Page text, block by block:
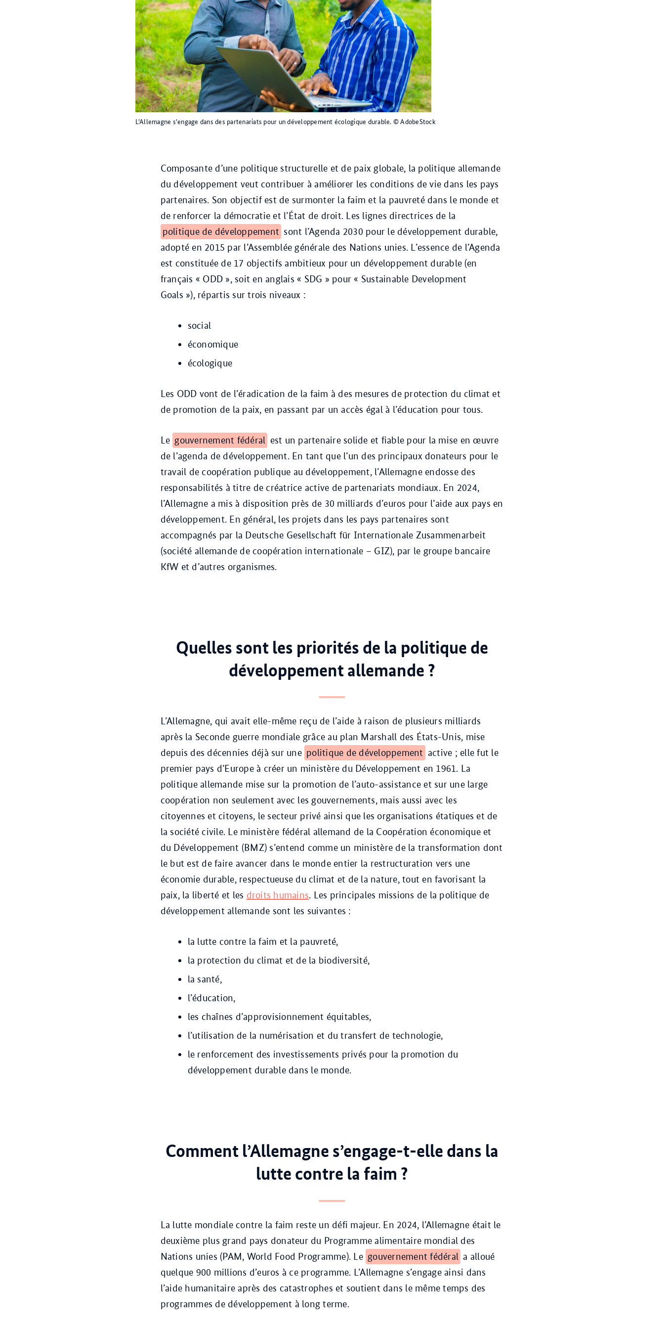
L'Allemagne s'engage dans des partenariats pour un développement écologique durable. © AdobeStock
Composante d’une politique structurelle et de paix globale, la politique allemande
du développement veut contribuer à améliorer les conditions de vie dans les pays
partenaires. Son objectif est de surmonter la faim et la pauvreté dans le monde et
de renforcer la démocratie et l’État de droit. Les lignes directrices de la
politique de développement sont l’Agenda 2030 pour le développement durable,
adopté en 2015 par l’Assemblée générale des Nations unies. L’essence de l’Agenda
est constituée de 17 objectifs ambitieux pour un développement durable (en
français « ODD », soit en anglais « SDG » pour « Sustainable Development
Goals »), répartis sur trois niveaux :
social
économique
écologique
Les ODD vont de l’éradication de la faim à des mesures de protection du climat et
de promotion de la paix, en passant par un accès égal à l’éducation pour tous.
Le gouvernement fédéral est un partenaire solide et fiable pour la mise en œuvre
de l’agenda de développement. En tant que l’un des principaux donateurs pour le
travail de coopération publique au développement, l’Allemagne endosse des
responsabilités à titre de créatrice active de partenariats mondiaux. En 2024,
l’Allemagne a mis à disposition près de 30 milliards d’euros pour l’aide aux pays en
développement. En général, les projets dans les pays partenaires sont
accompagnés par la Deutsche Gesellschaft für Internationale Zusammenarbeit
(société allemande de coopération internationale – GIZ), par le groupe bancaire
KfW et d’autres organismes.
Quelles sont les priorités de la politique de
développement allemande ?
L’Allemagne, qui avait elle-même reçu de l’aide à raison de plusieurs milliards
après la Seconde guerre mondiale grâce au plan Marshall des États-Unis, mise
depuis des décennies déjà sur une politique de développement active ; elle fut le
premier pays d’Europe à créer un ministère du Développement en 1961. La
politique allemande mise sur la promotion de l’auto-assistance et sur une large
coopération non seulement avec les gouvernements, mais aussi avec les
citoyennes et citoyens, le secteur privé ainsi que les organisations étatiques et de
la société civile. Le ministère fédéral allemand de la Coopération économique et
du Développement (BMZ) s’entend comme un ministère de la transformation dont
le but est de faire avancer dans le monde entier la restructuration vers une
économie durable, respectueuse du climat et de la nature, tout en favorisant la
paix, la liberté et les droits humains. Les principales missions de la politique de
développement allemande sont les suivantes :
la lutte contre la faim et la pauvreté,
la protection du climat et de la biodiversité,
la santé,
l’éducation,
les chaînes d’approvisionnement équitables,
l’utilisation de la numérisation et du transfert de technologie,
le renforcement des investissements privés pour la promotion du
développement durable dans le monde.
Comment l’Allemagne s’engage-t-elle dans la
lutte contre la faim ?
La lutte mondiale contre la faim reste un défi majeur. En 2024, l’Allemagne était le
deuxième plus grand pays donateur du Programme alimentaire mondial des
Nations unies (PAM, World Food Programme). Le gouvernement fédéral a alloué
quelque 900 millions d’euros à ce programme. L’Allemagne s’engage ainsi dans
l’aide humanitaire après des catastrophes et soutient dans le même temps des
programmes de développement à long terme.